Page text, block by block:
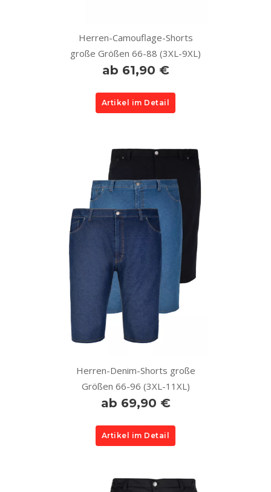
Herren-Camouflage-Shorts
große Größen 66-88 (3XL-9XL)
ab 61,90 €
Artikel im Detail
Herren-Denim-Shorts große
Größen 66-96 (3XL-11XL)
ab 69,90 €
Artikel im Detail